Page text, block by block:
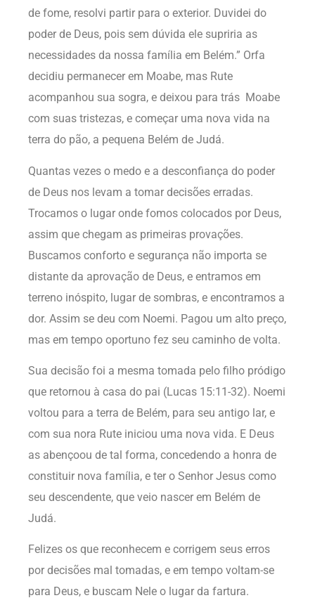
de fome, resolvi partir para o exterior. Duvidei do
poder de Deus, pois sem dúvida ele supriria as
necessidades da nossa família em Belém.” Orfa
decidiu permanecer em Moabe, mas Rute
acompanhou sua sogra, e deixou para trás Moabe
com suas tristezas, e começar uma nova vida na
terra do pão, a pequena Belém de Judá.
Quantas vezes o medo e a desconfiança do poder
de Deus nos levam a tomar decisões erradas.
Trocamos o lugar onde fomos colocados por Deus,
assim que chegam as primeiras provações.
Buscamos conforto e segurança não importa se
distante da aprovação de Deus, e entramos em
terreno inóspito, lugar de sombras, e encontramos a
dor. Assim se deu com Noemi. Pagou um alto preço,
mas em tempo oportuno fez seu caminho de volta.
Sua decisão foi a mesma tomada pelo filho pródigo
que retornou à casa do pai (Lucas 15:11-32). Noemi
voltou para a terra de Belém, para seu antigo lar, e
com sua nora Rute iniciou uma nova vida. E Deus
as abençoou de tal forma, concedendo a honra de
constituir nova família, e ter o Senhor Jesus como
seu descendente, que veio nascer em Belém de
Judá.
Felizes os que reconhecem e corrigem seus erros
por decisões mal tomadas, e em tempo voltam-se
para Deus, e buscam Nele o lugar da fartura.